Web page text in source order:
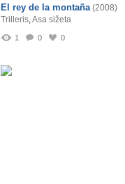
El rey de la montaña (2008)
Trilleris,Asa sižeta
1 0 0